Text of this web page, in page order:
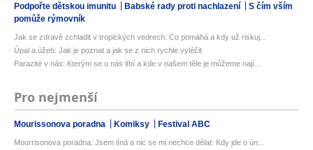
Podpořte dětskou imunitu Babské rady proti nachlazení
S čím vším
pomůže rýmovník
Jak se zdravě zchladit v tropických vedrech: Co pomáhá a kdy už riskuj...
Úpal a úžeh: Jak je poznat a jak se z nich rychle vyléčit
Parazité v nás: Kterým se u nás líbí a kde v našem těle je můžeme nají...
Pro nejmenší
Mourissonova poradna Komiksy Festival ABC
Mourrisonova poradna: Jsem líná a nic se mi nechce dělat: Kdy jde o ún...